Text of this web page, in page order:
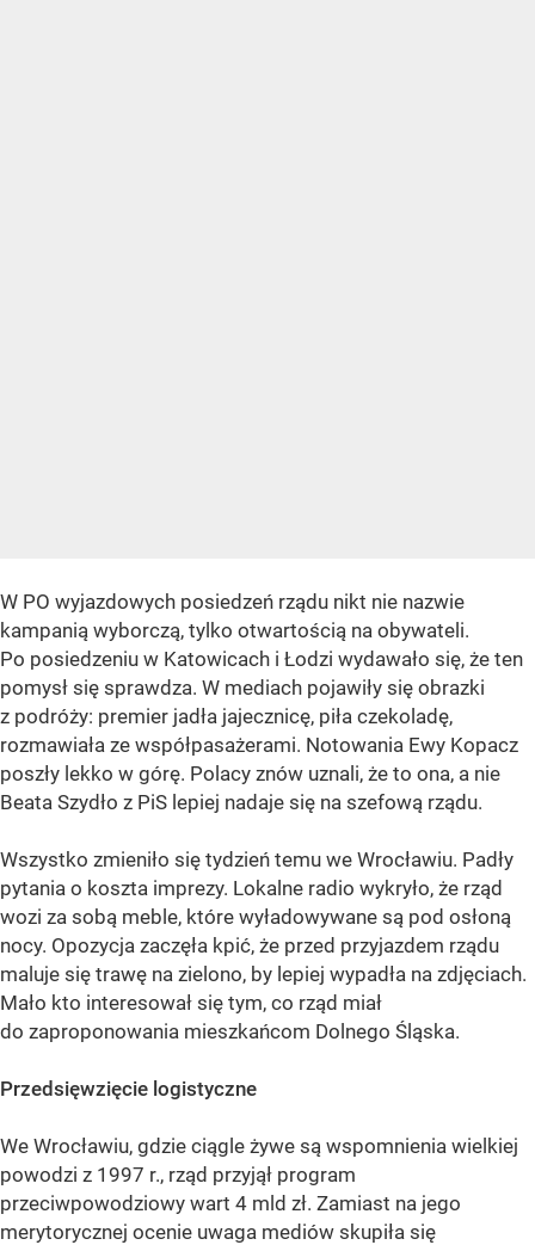
W PO wyjazdowych posiedzeń rządu nikt nie nazwie
kampanią wyborczą, tylko otwartością na obywateli.
Po posiedzeniu w Katowicach i Łodzi wydawało się, że ten
pomysł się sprawdza. W mediach pojawiły się obrazki
z podróży: premier jadła jajecznicę, piła czekoladę,
rozmawiała ze współpasażerami. Notowania Ewy Kopacz
poszły lekko w górę. Polacy znów uznali, że to ona, a nie
Beata Szydło z PiS lepiej nadaje się na szefową rządu.
Wszystko zmieniło się tydzień temu we Wrocławiu. Padły
pytania o koszta imprezy. Lokalne radio wykryło, że rząd
wozi za sobą meble, które wyładowywane są pod osłoną
nocy. Opozycja zaczęła kpić, że przed przyjazdem rządu
maluje się trawę na zielono, by lepiej wypadła na zdjęciach.
Mało kto interesował się tym, co rząd miał
do zaproponowania mieszkańcom Dolnego Śląska.
Przedsięwzięcie logistyczne
We Wrocławiu, gdzie ciągle żywe są wspomnienia wielkiej
powodzi z 1997 r., rząd przyjął program
przeciwpowodziowy wart 4 mld zł. Zamiast na jego
merytorycznej ocenie uwaga mediów skupiła się